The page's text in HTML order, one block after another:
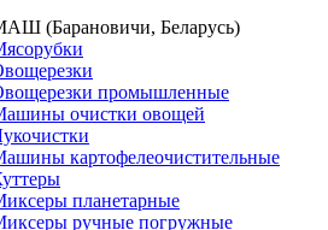
(Барановичи, Беларусь)
промышленные
очистки овощей
картофелеочистительные
планетарные
ручные погружные